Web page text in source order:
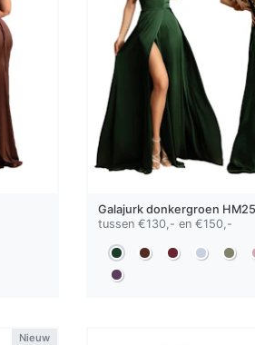
Galajurk donkergroen
tussen €130,- en €150,-
Nieuw